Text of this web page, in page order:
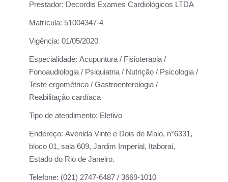
Prestador: Decordis Exames Cardiológicos LTDA
Matrícula: 51004347-4
Vigência: 01/05/2020
Especialidade: Acupuntura / Fisioterapia /
Fonoaudiologia / Psiquiatria / Nutrição / Psicologia /
Teste ergométrico / Gastroenterologia /
Reabilitação cardíaca
Tipo de atendimento: Eletivo
Endereço: Avenida Vinte e Dois de Maio, n°6331,
bloco 01, sala 609, Jardim Imperial, Itaboraí,
Estado do Rio de Janeiro.
Telefone: (021) 2747-6487 / 3669-1010